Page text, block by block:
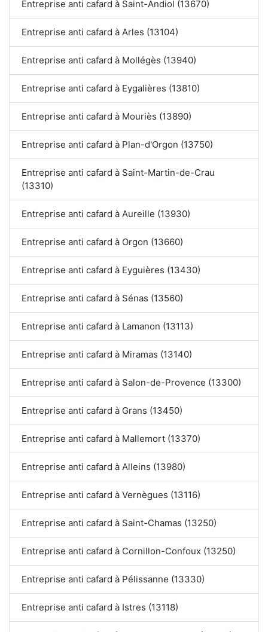
Entreprise anti cafard à Saint-Andiol (13670)
Entreprise anti cafard à Arles (13104)
Entreprise anti cafard à Mollégès (13940)
Entreprise anti cafard à Eygalières (13810)
Entreprise anti cafard à Mouriès (13890)
Entreprise anti cafard à Plan-d'Orgon (13750)
Entreprise anti cafard à Saint-Martin-de-Crau
(13310)
Entreprise anti cafard à Aureille (13930)
Entreprise anti cafard à Orgon (13660)
Entreprise anti cafard à Eyguières (13430)
Entreprise anti cafard à Sénas (13560)
Entreprise anti cafard à Lamanon (13113)
Entreprise anti cafard à Miramas (13140)
Entreprise anti cafard à Salon-de-Provence (13300)
Entreprise anti cafard à Grans (13450)
Entreprise anti cafard à Mallemort (13370)
Entreprise anti cafard à Alleins (13980)
Entreprise anti cafard à Vernègues (13116)
Entreprise anti cafard à Saint-Chamas (13250)
Entreprise anti cafard à Cornillon-Confoux (13250)
Entreprise anti cafard à Pélissanne (13330)
Entreprise anti cafard à Istres (13118)